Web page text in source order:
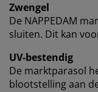
Zwengel
De NAPPEDAM
sluiten. Dit kan
UV-bestendig
De marktparasol
blootstelling aan